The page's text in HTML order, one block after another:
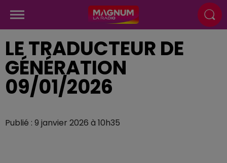
LE TRADUCTEUR DE
GÉNÉRATION
09/01/2026
Publié : 9 janvier 2026 à 10h35